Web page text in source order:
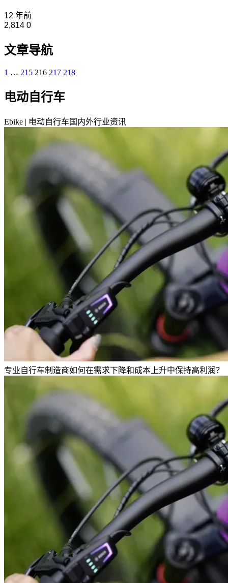
12 年前
2,814 0
文章导航
1 … 215 216 217 218
电动自行车
Ebike | 电动自行车国内外行业资讯
专业自行车制造商如何在需求下降和成本上升中保持高利润？